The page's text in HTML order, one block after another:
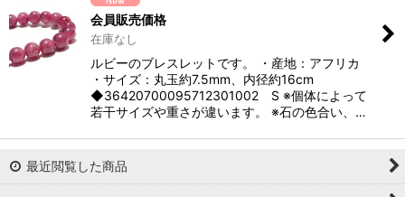
会員販売価格
在庫なし
ルビーのブレスレットです。 ・産地：アフリカ
・サイズ：丸玉約7.5mm、内径約16cm
◆36420700095712301002 S ※個体によって
若干サイズや重さが違います。 ※石の色合い、…
最近閲覧した商品